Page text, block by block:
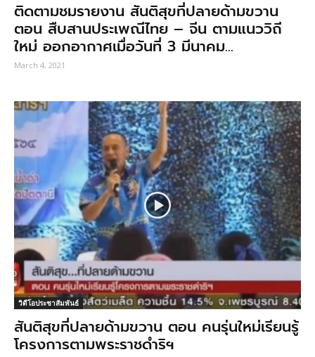
ติดตามชมรายงาน สันติสุขที่ปลายด้ามขวาน
ตอน สืบสานประเพณีไทย – จีน ตามแนววิถี
ใหม่ ออกอากาศเมื่อวันที่ 3 มีนาคม...
March 4, 2021
วิดีโอประชาสัมพันธ์
สันติสุขที่ปลายด้ามขวาน ตอน คนรุ่นใหม่เรียนรู้
โครงการตามพระราชดำริฯ